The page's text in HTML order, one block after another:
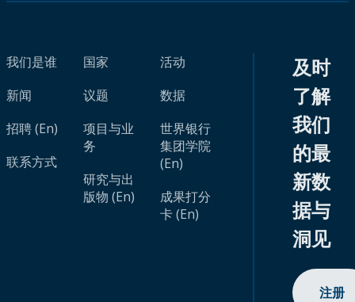
我们是谁
新闻
招聘 (En)
联系方式
国家
议题
项目与业
务
研究与出
版物 (En)
活动
数据
世界银行
集团学院
(En)
成果打分
卡 (En)
及时
了解
我们
的最
新数
据与
洞见
注册